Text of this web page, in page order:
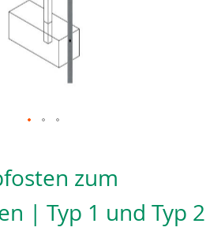
zum
| Typ 1 und Typ 2